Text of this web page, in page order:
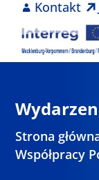
Kontakt
Projekty
Strona
Współpracy